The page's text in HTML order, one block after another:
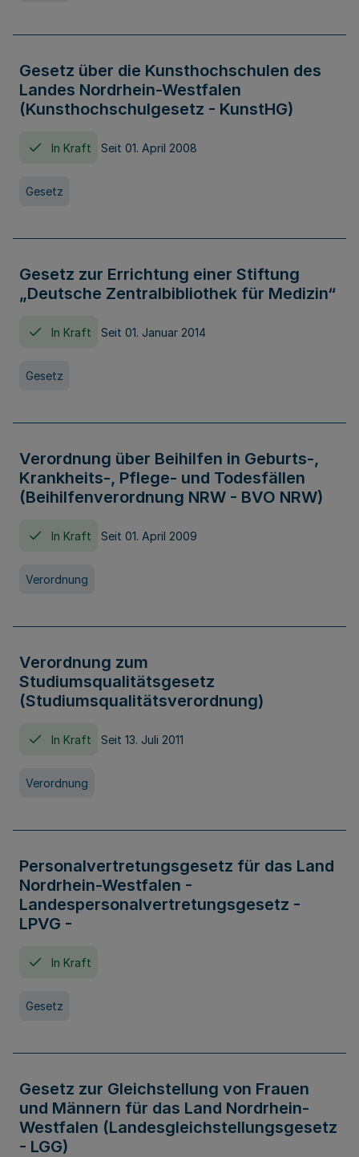
Gesetz über die Kunsthochschulen des
Landes Nordrhein-Westfalen
(Kunsthochschulgesetz - KunstHG)
In Kraft Seit 01. April 2008
Gesetz
Gesetz zur Errichtung einer Stiftung
„Deutsche Zentralbibliothek für Medizin“
In Kraft Seit 01. Januar 2014
Gesetz
Verordnung über Beihilfen in Geburts-,
Krankheits-, Pflege- und Todesfällen
(Beihilfenverordnung NRW - BVO NRW)
In Kraft Seit 01. April 2009
Verordnung
Verordnung zum
Studiumsqualitätsgesetz
(Studiumsqualitätsverordnung)
In Kraft Seit 13. Juli 2011
Verordnung
Personalvertretungsgesetz für das Land
Nordrhein-Westfalen -
Landespersonalvertretungsgesetz -
LPVG -
In Kraft
Gesetz
Gesetz zur Gleichstellung von Frauen
und Männern für das Land Nordrhein-
Westfalen (Landesgleichstellungsgesetz
- LGG)